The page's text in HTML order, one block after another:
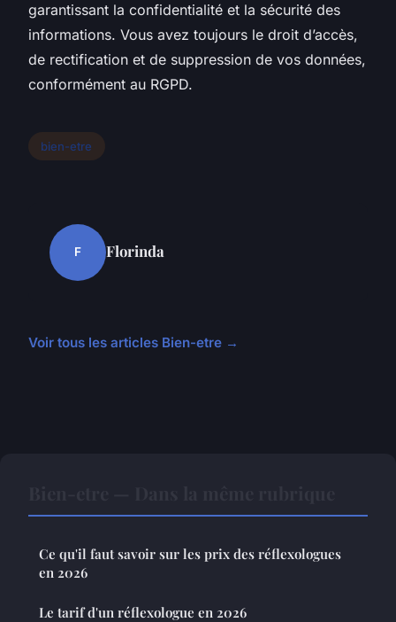
garantissant la confidentialité et la sécurité des
informations. Vous avez toujours le droit d’accès,
de rectification et de suppression de vos données,
conformément au RGPD.
bien-etre
F Florinda
Voir tous les articles Bien-etre →
Ce qu'il faut savoir sur les prix des réflexologues
en 2026
Le tarif d'un réflexologue en 2026